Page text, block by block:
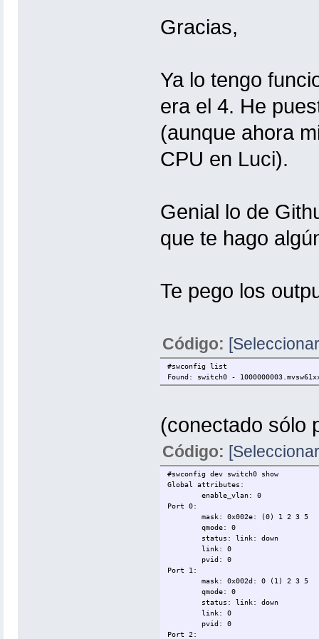
Gracias,
Ya lo tengo
era el 4. He
(aunque ahora
CPU en Luci).
Genial lo de
que te hago
Te pego los
Código:
#swconfig list
Found: switch0 -
(conectado sólo
Código:
#swconfig dev switch0 show
Global attributes:
enable_vlan: 0
Port 0:
mask: 0x002e: (0) 1 2 3 5
qmode: 0
status: link: down
link: 0
pvid: 0
Port 1:
mask: 0x002d: 0 (1) 2 3 5
qmode: 0
status: link: down
link: 0
pvid: 0
Port 2: